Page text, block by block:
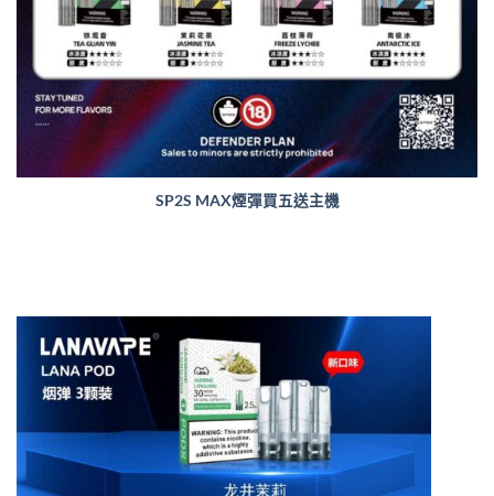
SP2S MAX煙彈買五送主機